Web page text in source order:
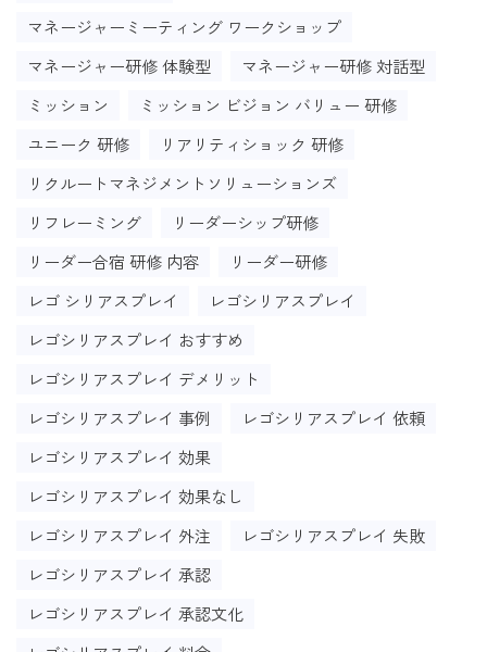
マネージャーミーティング ワークショップ
マネージャー研修 体験型
マネージャー研修 対話型
ミッション
ミッション ビジョン バリュー 研修
ユニーク 研修
リアリティショック 研修
リクルートマネジメントソリューションズ
リフレーミング
リーダーシップ研修
リーダー合宿 研修 内容
リーダー研修
レゴ シリアスプレイ
レゴシリアスプレイ
レゴシリアスプレイ おすすめ
レゴシリアスプレイ デメリット
レゴシリアスプレイ 事例
レゴシリアスプレイ 依頼
レゴシリアスプレイ 効果
レゴシリアスプレイ 効果なし
レゴシリアスプレイ 外注
レゴシリアスプレイ 失敗
レゴシリアスプレイ 承認
レゴシリアスプレイ 承認文化